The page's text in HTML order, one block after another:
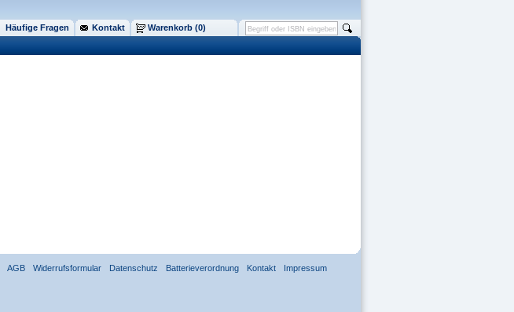
Häufige Fragen Kontakt
Warenkorb (0)
AGB Widerrufsformular Datenschutz Batterieverordnung Kontakt Impressum